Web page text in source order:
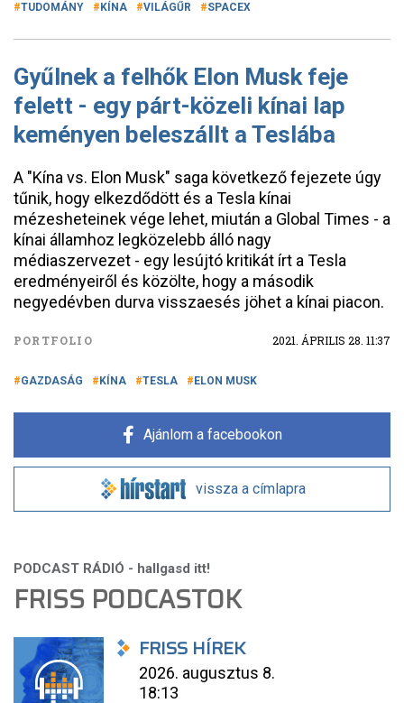
TUDOMÁNY KÍNA VILÁGŰR SPACEX
Gyűlnek a felhők Elon Musk feje
felett - egy párt-közeli kínai lap
keményen beleszállt a Teslába
A "Kína vs. Elon Musk" saga következő fejezete úgy
tűnik, hogy elkezdődött és a Tesla kínai
mézesheteinek vége lehet, miután a Global Times - a
kínai államhoz legközelebb álló nagy
médiaszervezet - egy lesújtó kritikát írt a Tesla
eredményeiről és közölte, hogy a második
negyedévben durva visszaesés jöhet a kínai piacon.
PORTFOLIO 2021. ÁPRILIS 28. 11:37
GAZDASÁG KÍNA TESLA ELON MUSK
Ajánlom a facebookon
vissza a címlapra
FRISS PODCASTOK
FRISS HÍREK
2026. augusztus 8.
18:13